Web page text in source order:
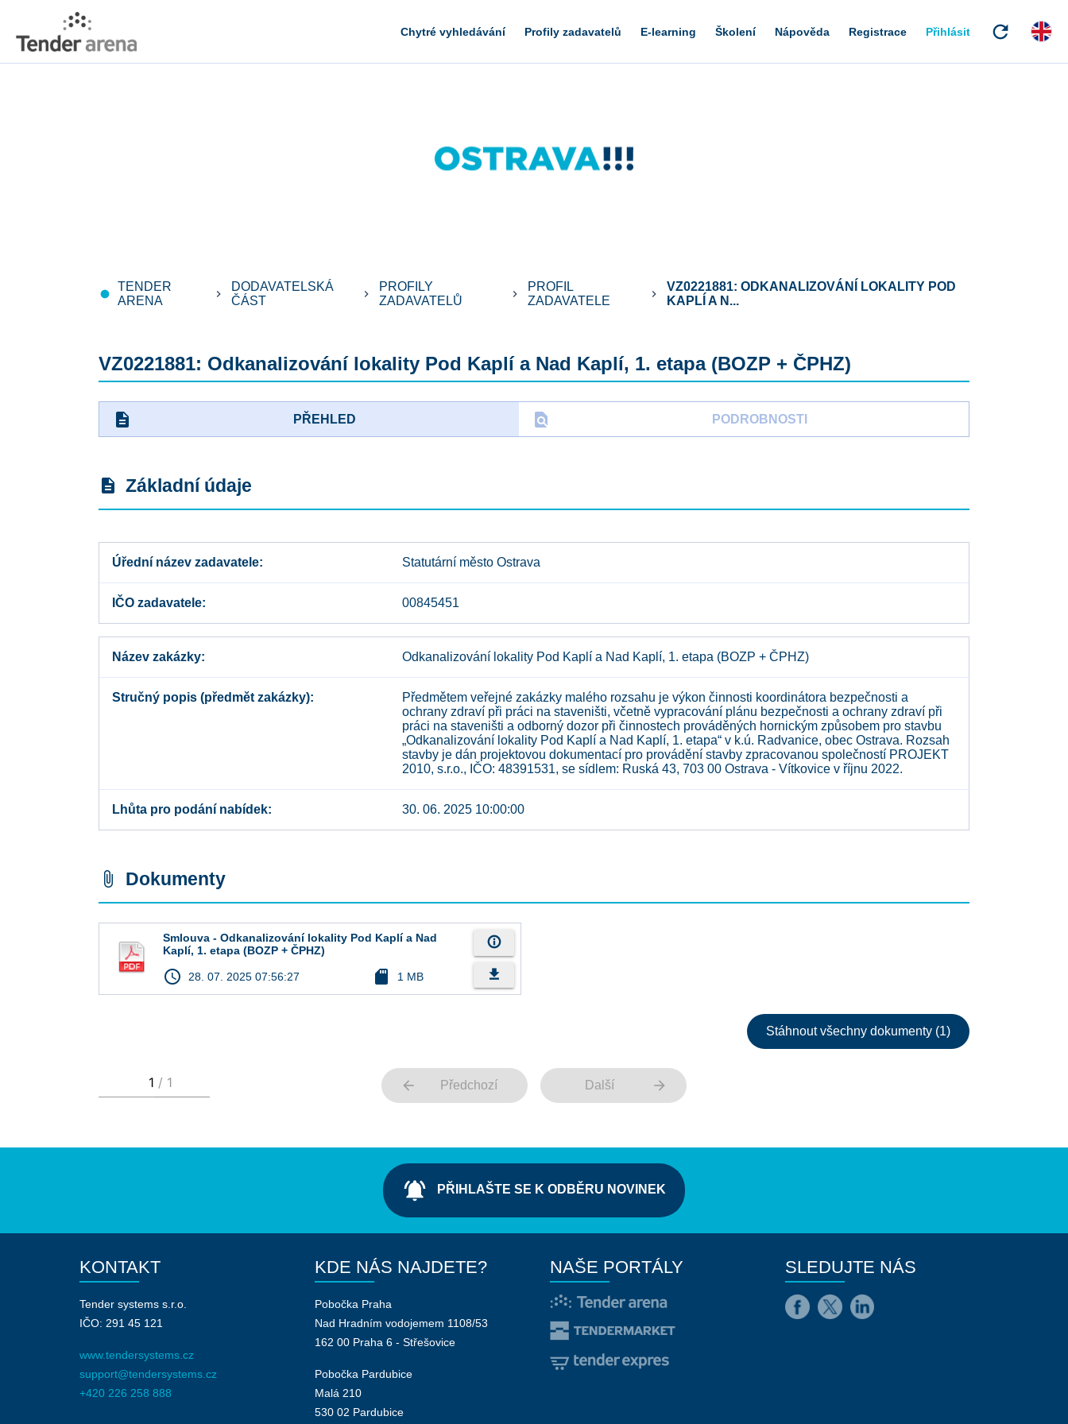
Chytré vyhledávání Profily zadavatelů E-learning Školení Nápověda Registrace Přihlásit refresh
fiber_manual_record
TENDER
ARENA
keyboard_arrow_right
DODAVATELSKÁ
ČÁST
keyboard_arrow_right
PROFILY
ZADAVATELŮ
keyboard_arrow_right
PROFIL
ZADAVATELE
keyboard_arrow_right
VZ0221881: ODKANALIZOVÁNÍ LOKALITY POD
KAPLÍ A N...
VZ0221881: Odkanalizování lokality Pod Kaplí a Nad Kaplí, 1. etapa (BOZP + ČPHZ)
description PŘEHLED find_in_page PODROBNOSTI
description Základní údaje
Úřední název zadavatele Statutární město Ostrava
IČO zadavatele 00845451
Název zakázky Odkanalizování lokality Pod Kaplí a Nad Kaplí, 1. etapa (BOZP + ČPHZ)
Stručný popis (předmět zakázky)
Předmětem veřejné zakázky malého rozsahu je výkon činnosti koordinátora bezpečnosti a
ochrany zdraví při práci na staveništi, včetně vypracování plánu bezpečnosti a ochrany zdraví při
práci na staveništi a odborný dozor při činnostech prováděných hornickým způsobem pro stavbu
„Odkanalizování lokality Pod Kaplí a Nad Kaplí, 1. etapa“ v k.ú. Radvanice, obec Ostrava. Rozsah
stavby je dán projektovou dokumentací pro provádění stavby zpracovanou společností PROJEKT
2010, s.r.o., IČO: 48391531, se sídlem: Ruská 43, 703 00 Ostrava - Vítkovice v říjnu 2022.
Lhůta pro podání nabídek 30. 06. 2025 10:00:00
attach_file Dokumenty
Smlouva - Odkanalizování lokality Pod Kaplí a Nad
Kaplí, 1. etapa (BOZP + ČPHZ)
access_time 28. 07. 2025 07:56:27 sd_card 1 MB
info_outline
file_download
Stáhnout všechny dokumenty (1)
arrow_back Předchozí Další arrow_forward
notifications_active PŘIHLAŠTE SE K ODBĚRU NOVINEK
KONTAKT
Tender systems s.r.o.
IČO: 291 45 121
www.tendersystems.cz
support@tendersystems.cz
+420 226 258 888
KDE NÁS NAJDETE?
Pobočka Praha
Nad Hradním vodojemem 1108/53
162 00 Praha 6 - Střešovice
Pobočka Pardubice
Malá 210
530 02 Pardubice
NAŠE PORTÁLY SLEDUJTE NÁS